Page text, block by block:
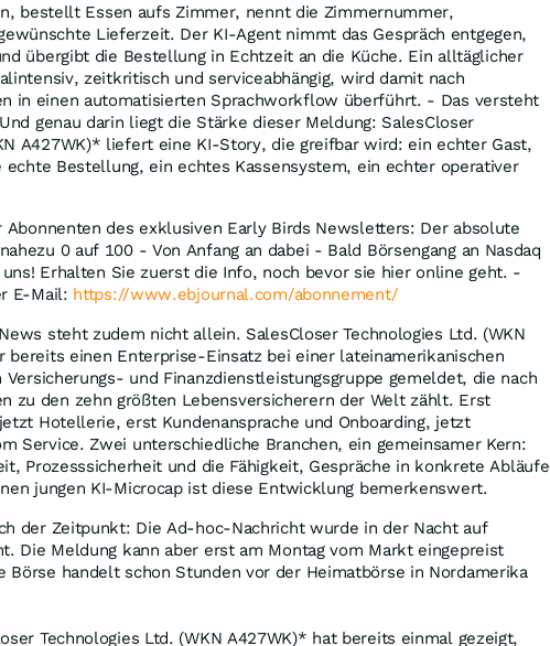
bestellt Essen aufs Zimmer, nennt die Zimmernummer,
Lieferzeit. Der KI-Agent nimmt das Gespräch entgegen,
übergibt die Bestellung in Echtzeit an die Küche. Ein alltäglicher
zeitkritisch und serviceabhängig, wird damit nach
in einen automatisierten Sprachworkflow überführt. - Das versteht
genau darin liegt die Stärke dieser Meldung: SalesCloser
A427WK)* liefert eine KI-Story, die greifbar wird: ein echter Gast,
Bestellung, ein echtes Kassensystem, ein echter operativer
Abonnenten des exklusiven Early Birds Newsletters: Der absolute
0 auf 100 - Von Anfang an dabei - Bald Börsengang an Nasdaq
Erhalten Sie zuerst die Info, noch bevor sie hier online geht. -
E-Mail: https://www.ebjournal.com/abonnement/
steht zudem nicht allein. SalesCloser Technologies Ltd. (WKN
bereits einen Enterprise-Einsatz bei einer lateinamerikanischen
und Finanzdienstleistungsgruppe gemeldet, die nach
zu den zehn größten Lebensversicherern der Welt zählt. Erst
Hotellerie, erst Kundenansprache und Onboarding, jetzt
Service. Zwei unterschiedliche Branchen, ein gemeinsamer Kern:
Prozesssicherheit und die Fähigkeit, Gespräche in konkrete Abläufe
jungen KI-Microcap ist diese Entwicklung bemerkenswert.
der Zeitpunkt: Die Ad-hoc-Nachricht wurde in der Nacht auf
Die Meldung kann aber erst am Montag vom Markt eingepreist
Börse handelt schon Stunden vor der Heimatbörse in Nordamerika
Technologies Ltd. (WKN A427WK)* hat bereits einmal gezeigt,